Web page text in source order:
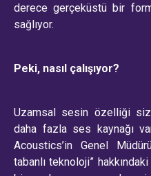
derece gerçeküstü bir
sağlıyor.
Peki, nasıl çalışıyor?
Uzamsal sesin özelliği
daha fazla ses kaynağı
Acoustics’in Genel
tabanlı teknoloji”